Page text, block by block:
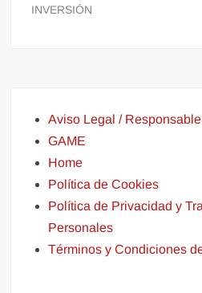
INVERSIÓN
Aviso Legal / Responsable
GAME
Home
Política de Cookies
Política de Privacidad y
Personales
Términos y Condiciones